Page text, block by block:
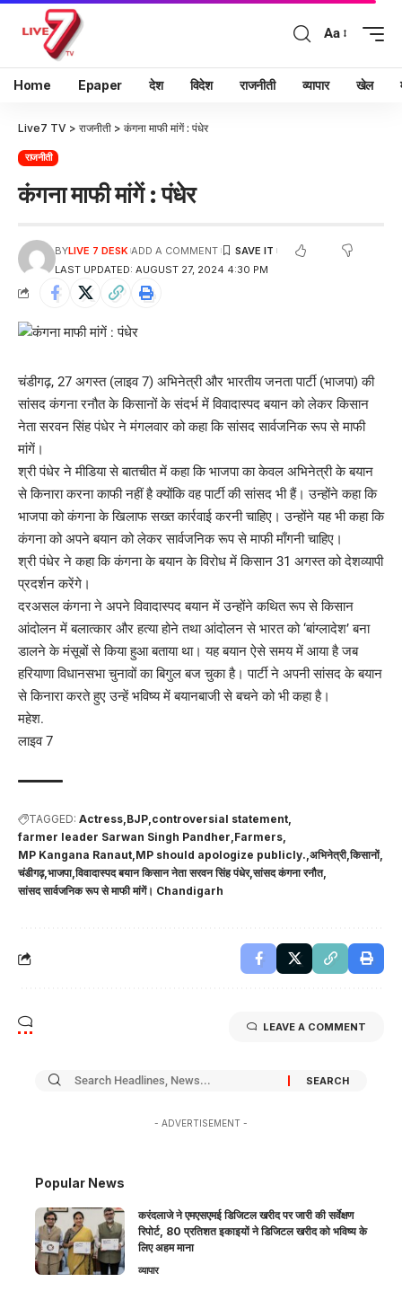
Aa
Home Epaper देश विदेश राजनीती व्यापार खेल
Live7 TV > राजनीती > कंगना माफी मांगें : पंधेर
राजनीती
कंगना माफी मांगें : पंधेर
LAST UPDATED: AUGUST 27, 2024 4:30 PM
BYLIVE 7 DESK ADD A COMMENT
चंडीगढ़, 27 अगस्त (लाइव 7) अभिनेत्री और भारतीय जनता पार्टी (भाजपा) की
सांसद कंगना रनौत के किसानों के संदर्भ में विवादास्पद बयान को लेकर किसान
नेता सरवन सिंह पंधेर ने मंगलवार को कहा कि सांसद सार्वजनिक रूप से माफी
मांगें।
श्री पंधेर ने मीडिया से बातचीत में कहा कि भाजपा का केवल अभिनेत्री के बयान
से किनारा करना काफी नहीं है क्योंकि वह पार्टी की सांसद भी हैं। उन्होंने कहा कि
भाजपा को कंगना के खिलाफ सख्त कार्रवाई करनी चाहिए। उन्होंने यह भी कहा कि
कंगना को अपने बयान को लेकर सार्वजनिक रूप से माफी माँगनी चाहिए।
श्री पंधेर ने कहा कि कंगना के बयान के विरोध में किसान 31 अगस्त को देशव्यापी
प्रदर्शन करेंगे।
दरअसल कंगना ने अपने विवादास्पद बयान में उन्होंने कथित रूप से किसान
आंदोलन में बलात्कार और हत्या होने तथा आंदोलन से भारत को ‘बांग्लादेश’ बना
डालने के मंसूबों से किया हुआ बताया था। यह बयान ऐसे समय में आया है जब
हरियाणा विधानसभा चुनावों का बिगुल बज चुका है। पार्टी ने अपनी सांसद के बयान
से किनारा करते हुए उन्हें भविष्य में बयानबाजी से बचने को भी कहा है।
महेश.
लाइव 7
TAGGED: Actress BJP controversial statement
farmer leader Sarwan Singh Pandher Farmers
MP Kangana Ranaut MP should apologize publicly. अभिनेत्री किसानों
चंडीगढ़ भाजपा विवादास्पद बयान किसान नेता सरवन सिंह पंधेर सांसद कंगना रनौत
सांसद सार्वजनिक रूप से माफी मांगें। Chandigarh
LEAVE A COMMENT
- ADVERTISEMENT -
Popular News
करंदलाजे ने एमएसएमई डिजिटल खरीद पर जारी की सर्वेक्षण
रिपोर्ट, 80 प्रतिशत इकाइयों ने डिजिटल खरीद को भविष्य के
लिए अहम माना
व्यापार